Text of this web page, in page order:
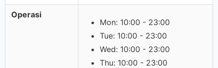
Operasi
Mon: 10:00 - 23:00
Tue: 10:00 - 23:00
Wed: 10:00 - 23:00
Thu: 10:00 - 23:00